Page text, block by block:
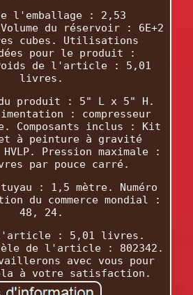
l'emballage : 2,53
du réservoir : 6E+2
cubes. Utilisations
pour le produit :
de l'article : 5,01
livres.
du produit : 5" L x 5" H.
: compresseur
Composants inclus : Kit
à peinture à gravité
Pression maximale :
par pouce carré.
tuyau : 1,5 mètre. Numéro
du commerce mondial :
48, 24.
l'article : 5,01 livres.
de l'article : 802342.
avec vous pour
à votre satisfaction.